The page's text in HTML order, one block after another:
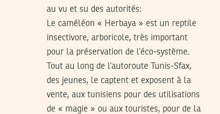
au vu et su des autorités:
Le caméléon « Herbaya » est un reptile
insectivore, arboricole, très important
pour la préservation de l’éco-système.
Tout au long de l’autoroute Tunis-Sfax,
des jeunes, le captent et exposent à la
vente, aux tunisiens pour des utilisations
de « magie » ou aux touristes, pour de la